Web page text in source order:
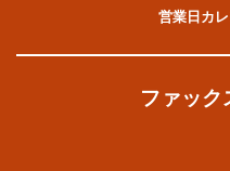
営業日カ
ファック